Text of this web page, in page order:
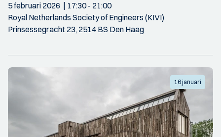
5 februari 2026 17:30- 21:00
Royal Netherlands Society of Engineers (KIVI)
Prinsessegracht 23, 2514 BS Den Haag
16 januari